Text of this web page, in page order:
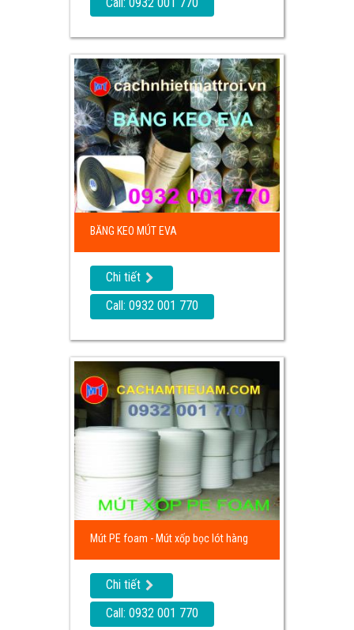
BĂNG KEO MÚT EVA
Chi tiết
Call: 0932 001 770
Mút PE foam - Mút xốp bọc lót hàng
Chi tiết
Call: 0932 001 770